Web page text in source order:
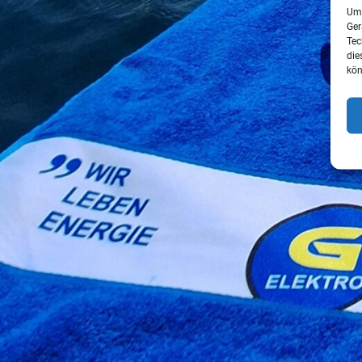
Förderaktion – Raus aus
Oberösterreich sagt „Adieu Ölheizung“
Immer weniger Menschen heizen in OÖ mit Öl. Seit 2005
desto mehr Reparaturen fallen an. Mitten im Winter hat das
Kesselreparaturen anfallen. Ölheizungen sind OUT!
Es ist die richtige Zeit, etwas Gutes für die Umwelt und für
Förderungen verbunden ist.
Als mögliche Heizsysteme stehen z.B. Scheitholz-, Pellets-,
Als Fachbetrieb übernehmen wir eine kostenlose Beratung
Detailinformationen zu den verschiedenen Produkten und
Holen Sie sich noch heute die Förderrichtlinien auf unserer
(07612 795 300).
Lassen Sie die Chance eines günstigen Umstiegs auf eine
Quelle: Energiesparverband d. Landes OÖ,www.adieuöl.at